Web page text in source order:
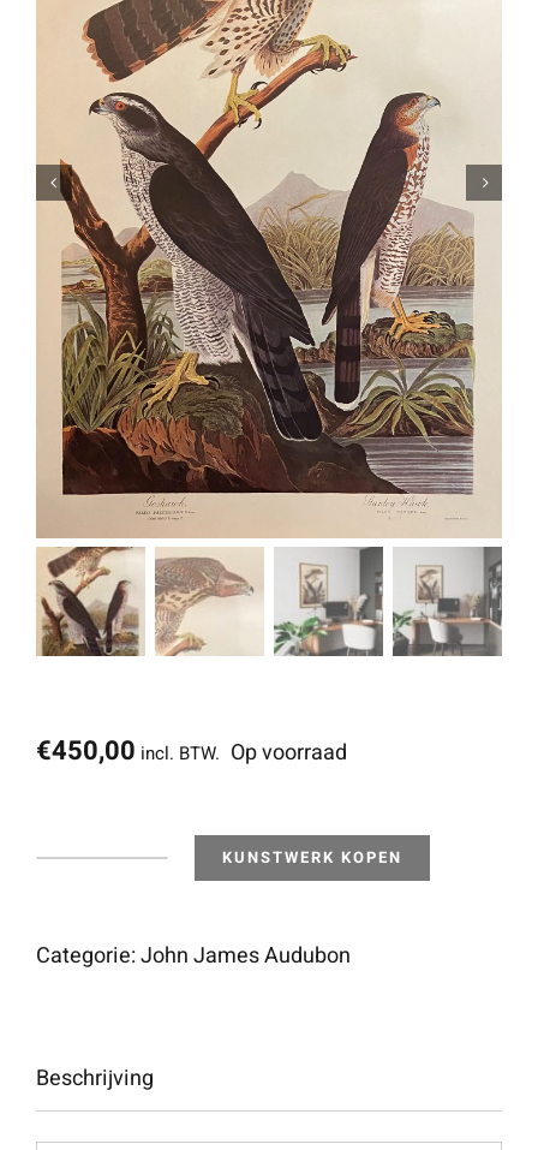
€450,00 incl. BTW. Op voorraad
KUNSTWERK KOPEN
Categorie:John James Audubon
Beschrijving